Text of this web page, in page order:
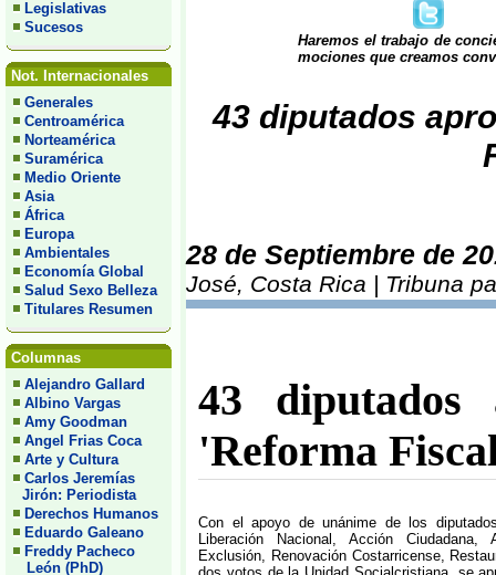
Legislativas
Sucesos
Not. Internacionales
Generales
Centroamérica
Norteamérica
Suramérica
Medio Oriente
Asia
África
Europa
Ambientales
Economía Global
Salud Sexo Belleza
Titulares Resumen
Columnas
Alejandro Gallard
Albino Vargas
Amy Goodman
Angel Frias Coca
Arte y Cultura
Carlos Jeremías
Jirón: Periodista
Derechos Humanos
Eduardo Galeano
Freddy Pacheco
León (PhD)
Haremos el trabajo de
mociones que creamos
43 diputados
28 de Septiembre de
José, Costa Rica | Tribuna
43
'Reforma
Con el apoyo de unánime de los
Liberación Nacional, Acción Ciudadana,
Exclusión, Renovación Costarricense,